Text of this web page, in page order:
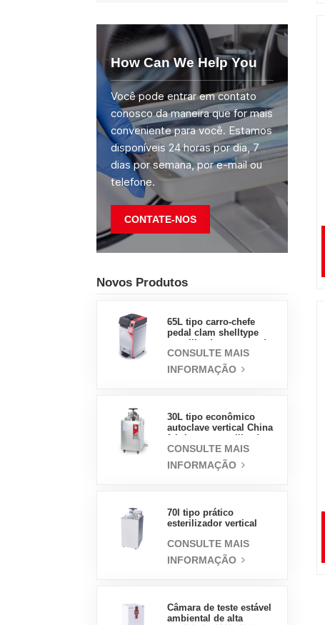
How Can We Help You
Você pode entrar em contato
conosco da maneira que for mais
conveniente para você. Estamos
disponíveis 24 horas por dia, 7
dias por semana, por e-mail ou
telefone.
CONTATE-NOS
Novos Produtos
65L tipo carro-chefe
pedal clam shelltype
pressão fábrica de
vendas diretas na China
CONSULTE MAIS
INFORMAÇÃO
30L tipo econômico
autoclave vertical China
vapor de pressão
CONSULTE MAIS
INFORMAÇÃO
70l tipo prático
esterilizador vertical
laboratório design
vertical esterilizador a
vapor de alta
CONSULTE MAIS
INFORMAÇÃO
Câmara de teste estável
ambiental de alta